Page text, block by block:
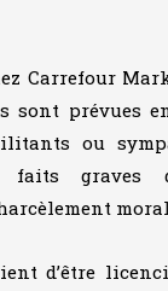
Carrefour
sont prévues
ou
faits graves
d’être